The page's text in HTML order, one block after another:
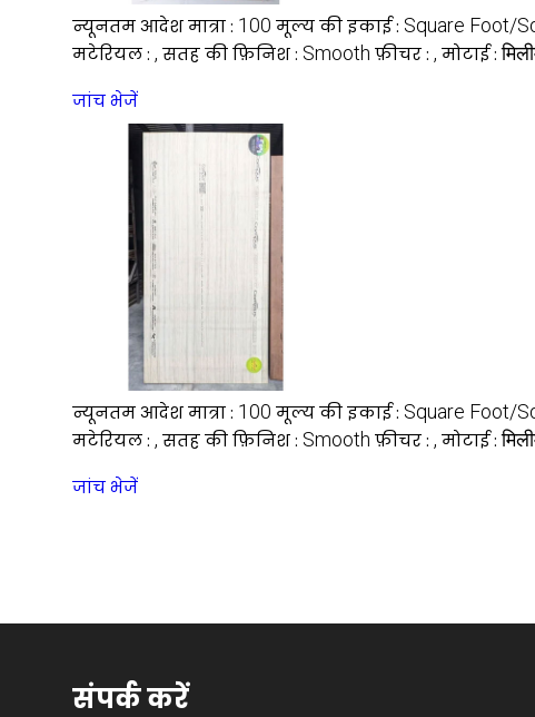
न्यूनतम आदेश मात्रा : 100 मूल्य की इकाई : Square Foot/
मटेरियल : , सतह की फ़िनिश : Smooth फ़ीचर : , मोटाई :
जांच भेजें
न्यूनतम आदेश मात्रा : 100 मूल्य की इकाई : Square Foot/
मटेरियल : , सतह की फ़िनिश : Smooth फ़ीचर : , मोटाई :
जांच भेजें
संपर्क करें